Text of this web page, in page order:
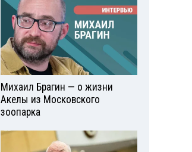
Михаил Брагин — о жизни
Акелы из Московского
зоопарка